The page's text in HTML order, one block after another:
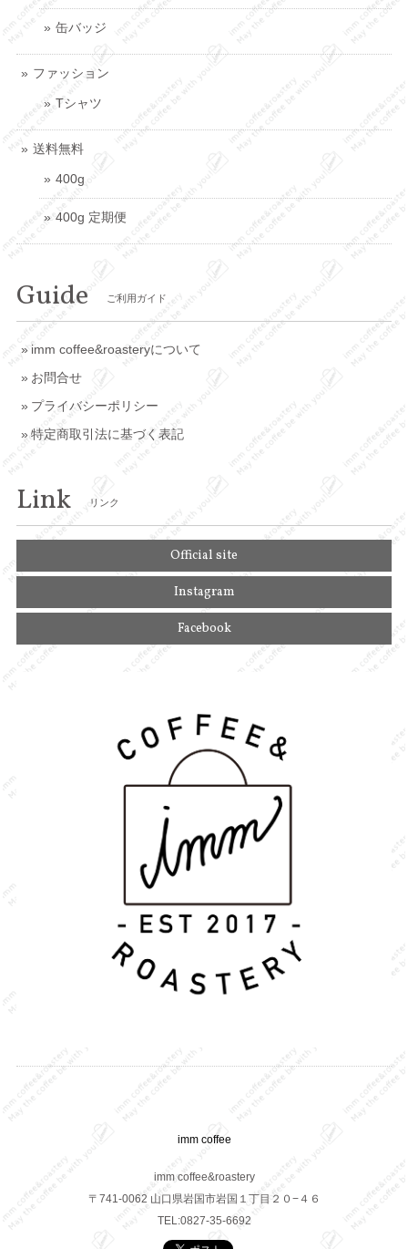
缶バッジ
ファッション
Tシャツ
送料無料
400g
400g 定期便
Guide ご利用ガイド
imm coffee&roasteryについて
お問合せ
プライバシーポリシー
特定商取引法に基づく表記
Link リンク
Official site
Instagram
Facebook
imm coffee
imm coffee&roastery
〒741-0062 山口県岩国市岩国１丁目２０−４６
TEL:0827-35-6692